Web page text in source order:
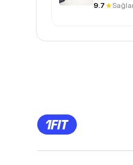
9.7
Page
4 Page